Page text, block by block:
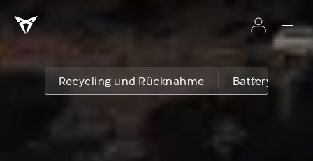
Recycling und Rücknahme Battery